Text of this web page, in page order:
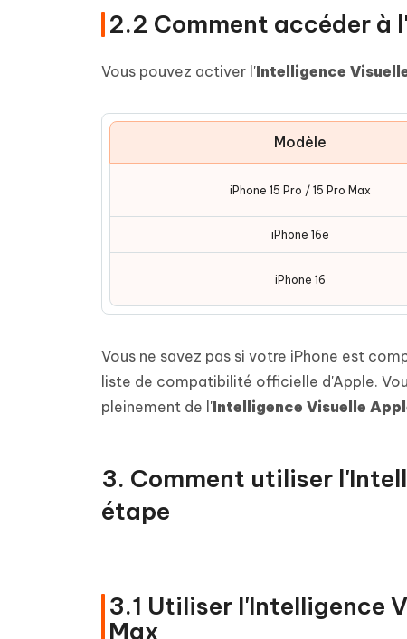
2.2 Comment accéder à
Vous pouvez activer l'Intelligence
Modèle
iPhone 15 Pro / 15 Pro Max
iPhone 16e
iPhone 16
Vous ne savez pas si votre iPhone est
liste de compatibilité officielle d'Apple.
pleinement de l'Intelligence Visuelle
3. Comment utiliser
étape
3.1 Utiliser l'Intelligence
Max